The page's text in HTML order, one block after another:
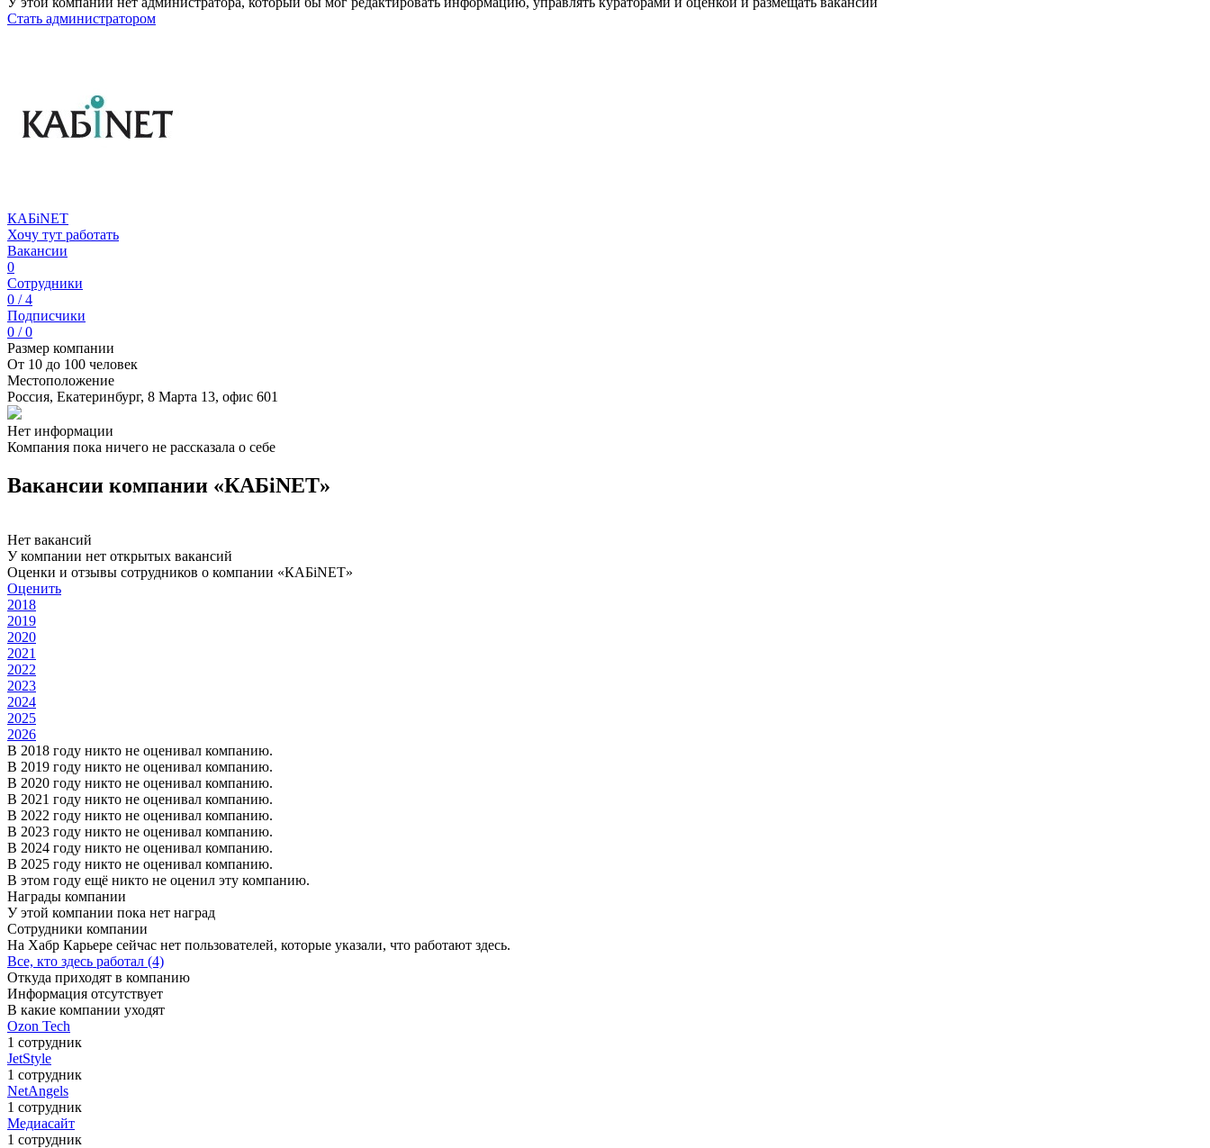
Стать администратором
КАБiNET
Хочу тут работать
Вакансии
0
Сотрудники
0 / 4
Подписчики
0 / 0
Размер компании
От 10 до 100 человек
Местоположение
Россия, Екатеринбург, 8 Марта 13, офис 601
Нет информации
Компания пока ничего не рассказала о себе
Вакансии компании «КАБiNET»
Нет вакансий
У компании нет открытых вакансий
Оценки и отзывы сотрудников о компании «КАБiNET»
Оценить
2018
2019
2020
2021
2022
2023
2024
2025
2026
В 2018 году никто не оценивал компанию.
В 2019 году никто не оценивал компанию.
В 2020 году никто не оценивал компанию.
В 2021 году никто не оценивал компанию.
В 2022 году никто не оценивал компанию.
В 2023 году никто не оценивал компанию.
В 2024 году никто не оценивал компанию.
В 2025 году никто не оценивал компанию.
В этом году ещё никто не оценил эту компанию.
Награды компании
У этой компании пока нет наград
Сотрудники компании
На Хабр Карьере сейчас нет пользователей, которые указали, что работают здесь.
Все, кто здесь работал (4)
Откуда приходят в компанию
Информация отсутствует
В какие компании уходят
Ozon Tech
1 сотрудник
JetStyle
1 сотрудник
NetAngels
1 сотрудник
Медиасайт
1 сотрудник